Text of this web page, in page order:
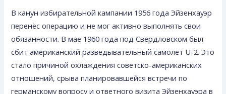
В канун избирательной кампании 1956 года Эйзенхауэр
перенёс операцию и не мог активно выполнять свои
обязанности. В мае 1960 года под Свердловском был
сбит американский разведывательный самолёт U-2. Это
стало причиной охлаждения советско-американских
отношений, срыва планировавшейся встречи по
германскому вопросу и ответного визита Эйзенхауэра в